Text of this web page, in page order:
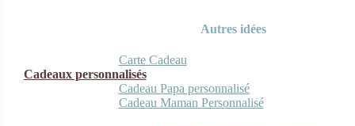
Autres idées
Carte Cadeau
Cadeaux personnalisés
Cadeau Papa personnalisé
Cadeau Maman Personnalisé